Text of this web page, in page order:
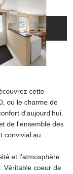
cette
où le charme de
d'aujourd'hui.
de l'ensemble des
convivial au
et l'atmosphère
Véritable coeur de